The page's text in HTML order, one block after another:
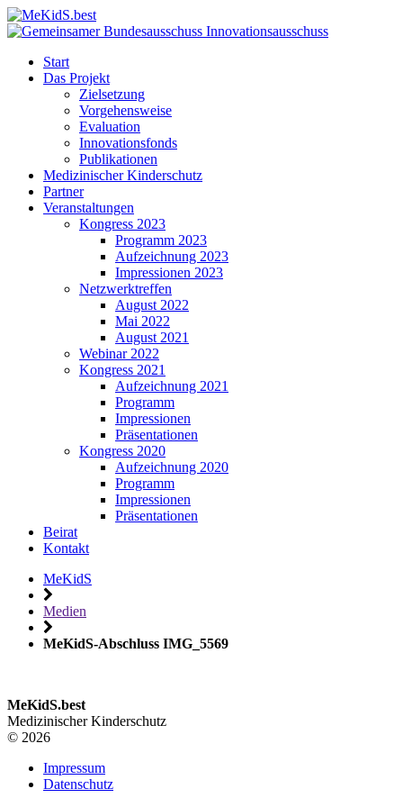
Start
Das Projekt
Zielsetzung
Vorgehensweise
Evaluation
Innovationsfonds
Publikationen
Medizinischer Kinderschutz
Partner
Veranstaltungen
Kongress 2023
Programm 2023
Aufzeichnung 2023
Impressionen 2023
Netzwerktreffen
August 2022
Mai 2022
August 2021
Webinar 2022
Kongress 2021
Aufzeichnung 2021
Programm
Impressionen
Präsentationen
Kongress 2020
Aufzeichnung 2020
Programm
Impressionen
Präsentationen
Beirat
Kontakt
MeKidS
Medien
MeKidS-Abschluss IMG_5569
MeKidS.best
Medizinischer Kinderschutz
© 2026
Impressum
Datenschutz